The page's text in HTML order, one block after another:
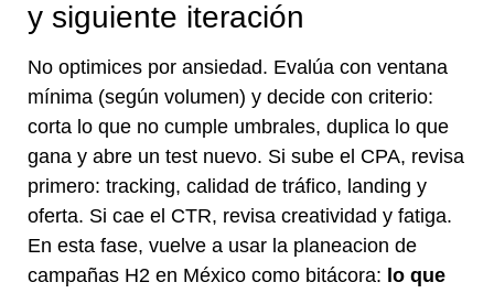
y siguiente iteración
No optimices por ansiedad. Evalúa con ventana
mínima (según volumen) y decide con criterio:
corta lo que no cumple umbrales, duplica lo que
gana y abre un test nuevo. Si sube el CPA, revisa
primero: tracking, calidad de tráfico, landing y
oferta. Si cae el CTR, revisa creatividad y fatiga.
En esta fase, vuelve a usar la planeacion de
campañas H2 en México como bitácora: lo que